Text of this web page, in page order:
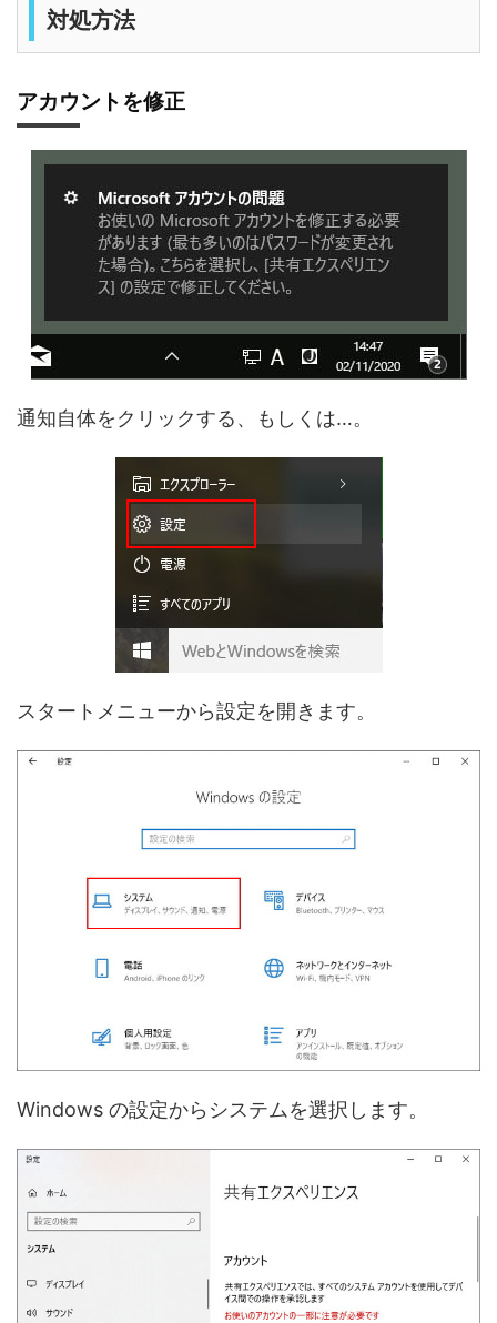
対処方法
アカウントを修正
通知自体をクリックする、もしくは…。
スタートメニューから設定を開きます。
Windows の設定からシステムを選択します。